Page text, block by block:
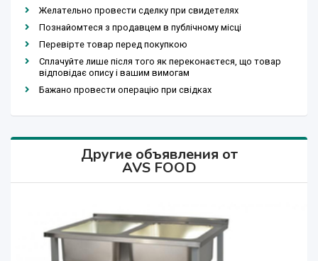
Желательно провести сделку при свидетелях
Познайомтеся з продавцем в публічному місці
Перевірте товар перед покупкою
Сплачуйте лише після того як переконаєтеся, що товар
відповідає опису і вашим вимогам
Бажано провести операцію при свідках
Другие объявления от
AVS FOOD